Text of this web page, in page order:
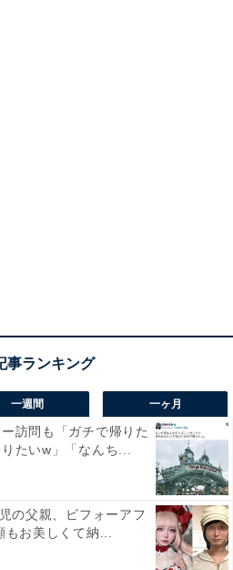
一週間 一ヶ月
訪問も「ガチで帰りた
たいw」「なんち...
の父親、ビフォーアフ
もお美しくて納...